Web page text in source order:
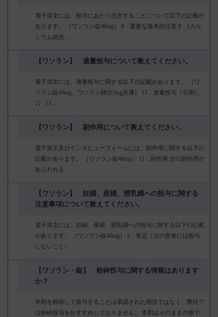
電子添文には、投与にあたり注意することについて以下の記載が
あります。 ［ワソラン錠40mg］ 8．重要な基本的注意 8．1カル
シウム拮抗...
【ワソラン】 過量投与について教えてください。
電子添文には、過量投与に関する以下の記載があります。 ［ワ
ソラン錠40mg、ワソラン静注5mg共通］ 13．過量投与（引用1、
2） 13...
【ワソラン】 副作用について教えてください。
電子添文及びインタビューフォームには、副作用に関する以下の
記載があります。 ［ワソラン錠40mg］ 11．副作用 次の副作用が
あらわれる...
【ワソラン】 妊婦、産婦、授乳婦への投与に関する
注意事項について教えてください。
電子添文には、妊婦、産婦、授乳婦への投与に関する以下の記載
があります。 ［ワソラン錠40mg］ 2．禁忌（次の患者には投与
しないこと） ...
【ワソラン・錠】 粉砕投与に関する情報はあります
か？
本剤を粉砕して投与することは承認された用法ではなく、弊社で
は粉砕投与をおすすめしておりません。 本剤はそのままの形で